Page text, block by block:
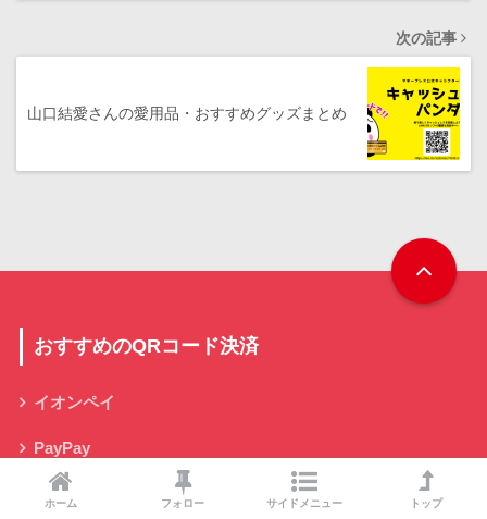
次の記事
山口結愛さんの愛用品・おすすめグッズまとめ
おすすめのQRコード決済
イオンペイ
PayPay
d払い
ホーム フォロー サイドメニュー トップ